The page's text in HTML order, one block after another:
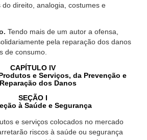
direito, analogia, costumes e
Tendo mais de um autor a ofensa,
pela reparação dos danos
de consumo.
CAPÍTULO IV
e Serviços, da Prevenção e
dos Danos
SEÇÃO I
à Saúde e Segurança
e serviços colocados no mercado
riscos à saúde ou segurança